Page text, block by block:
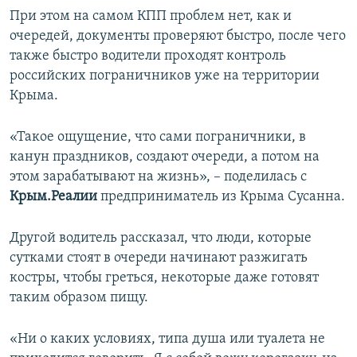
При этом на самом КПП проблем нет, как и
очередей, документы проверяют быстро, после чего
также быстро водители проходят контроль
российских пограничников уже на территории
Крыма.
«Такое ощущение, что сами пограничники, в
канун праздников, создают очереди, а потом на
этом зарабатывают на жизнь», – поделилась с
Крым.Реалии предприниматель из Крыма Сусанна.
Другой водитель рассказал, что люди, которые
сутками стоят в очереди начинают разжигать
костры, чтобы греться, некоторые даже готовят
таким образом пищу.
«Ни о каких условиях, типа душа или туалета не